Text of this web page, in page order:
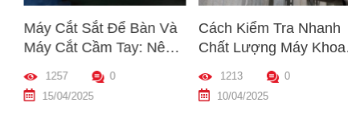
Máy Cắt Sắt Để Bàn Và
Máy Cắt Cầm Tay: Nên
Chọn Loại Nào Phù Hợp
Nhất?
1257
0
15/04/2025
Cách Kiểm Tra Nhanh
Chất Lượng Máy Khoan
Trước Khi Mua – Hướng
Dẫn Chi Tiết Cho Người
Mới
1213
0
10/04/2025